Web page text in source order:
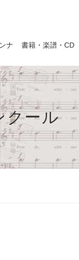
ナ 書籍・楽譜・CD
クール